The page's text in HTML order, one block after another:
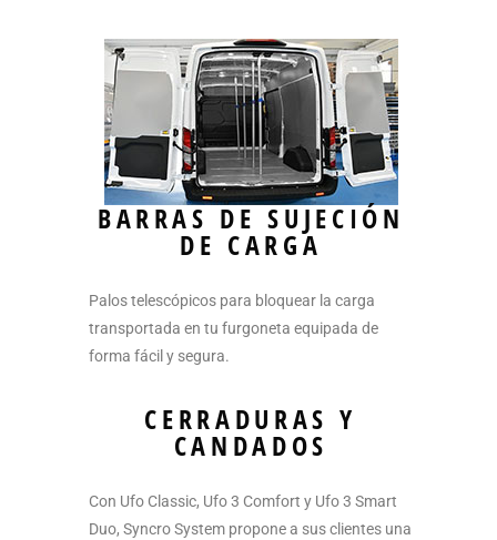
BARRAS DE SUJECIÓN
DE CARGA
Palos telescópicos para bloquear la carga
transportada en tu furgoneta equipada de
forma fácil y segura.
CERRADURAS Y
CANDADOS
Con Ufo Classic, Ufo 3 Comfort y Ufo 3 Smart
Duo, Syncro System propone a sus clientes una